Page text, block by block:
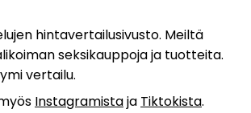
hintavertailusivusto. Meiltä
seksikauppoja ja tuotteita.
vertailu.
Instagramistaja Tiktokista.